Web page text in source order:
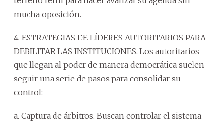
mucha oposición.
4. ESTRATEGIAS DE LÍDERES AUTORITARIOS PARA
DEBILITAR LAS INSTITUCIONES. Los autoritarios
que llegan al poder de manera democrática suelen
seguir una serie de pasos para consolidar su
control:
a. Captura de árbitros. Buscan controlar el sistema